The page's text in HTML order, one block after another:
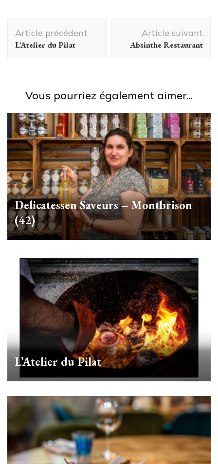
d'article
Article précédent
L’Atelier du Pilat
Article suivant
Absinthe Restaurant
Vous pourriez également aimer...
Delicatessen Saveurs – Montbrison
(42)
L’Atelier du Pilat